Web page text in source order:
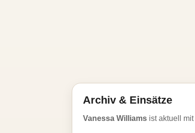
Archiv & Einsätze
Vanessa Williams ist aktuell mit